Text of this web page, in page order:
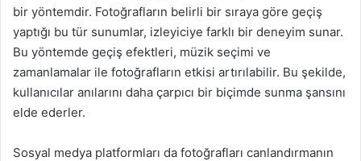
bir yöntemdir. Fotoğrafların belirli bir sıraya göre geçiş
yaptığı bu tür sunumlar, izleyiciye farklı bir deneyim sunar.
Bu yöntemde geçiş efektleri, müzik seçimi ve
zamanlamalar ile fotoğrafların etkisi artırılabilir. Bu şekilde,
kullanıcılar anılarını daha çarpıcı bir biçimde sunma şansını
elde ederler.
Sosyal medya platformları da fotoğrafları canlandırmanın